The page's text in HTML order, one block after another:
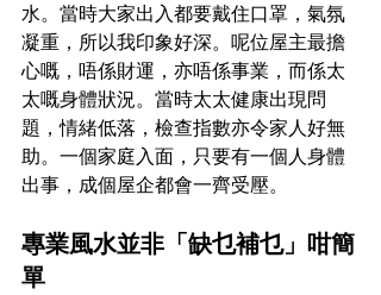
水。當時大家出入都要戴住口罩，氣氛
凝重，所以我印象好深。呢位屋主最擔
心嘅，唔係財運，亦唔係事業，而係太
太嘅身體狀況。當時太太健康出現問
題，情緒低落，檢查指數亦令家人好無
助。一個家庭入面，只要有一個人身體
出事，成個屋企都會一齊受壓。
專業風水並非「缺乜補乜」咁簡
單